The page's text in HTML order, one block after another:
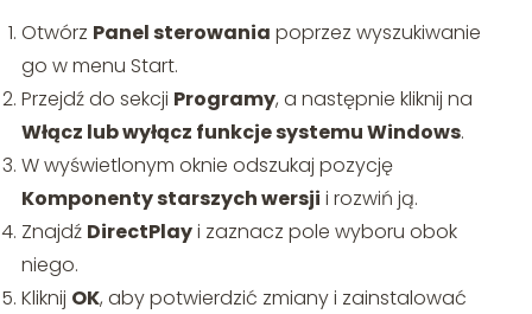
Otwórz Panel sterowania poprzez wyszukiwanie
go w menu Start.
Przejdź do sekcji Programy, a następnie kliknij na
Włącz lub wyłącz funkcje systemu Windows.
W wyświetlonym oknie odszukaj pozycję
Komponenty starszych wersji i rozwiń ją.
Znajdź DirectPlayi zaznacz pole wyboru obok
niego.
Kliknij OK, aby potwierdzić zmiany i zainstalować